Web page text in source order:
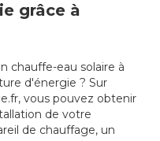
grâce à
chauffe-eau solaire à
d'énergie ? Sur
vous pouvez obtenir
de votre
de chauffage, un